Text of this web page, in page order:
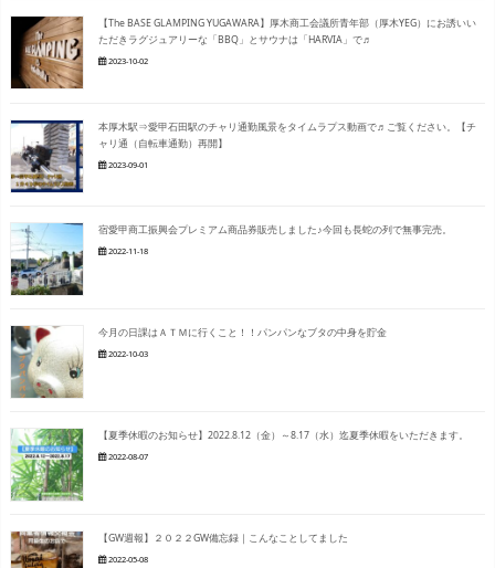
【The BASE GLAMPING YUGAWARA】厚木商工会議所青年部（厚木YEG）にお誘いい
ただきラグジュアリーな「BBQ」とサウナは「HARVIA」で♬
2023-10-02
本厚木駅⇒愛甲石田駅のチャリ通勤風景をタイムラプス動画で♬ご覧ください。【チ
ャリ通（自転車通勤）再開】
2023-09-01
宿愛甲商工振興会プレミアム商品券販売しました♪今回も長蛇の列で無事完売。
2022-11-18
今月の日課はＡＴＭに行くこと！！パンパンなブタの中身を貯金
2022-10-03
【夏季休暇のお知らせ】2022.8.12（金）～8.17（水）迄夏季休暇をいただきます。
2022-08-07
【GW週報】２０２２GW備忘録｜こんなことしてました
2022-05-08